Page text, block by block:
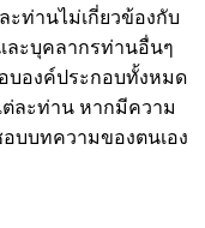
ะท่านไม่เกี่ยวข้องกับ
ะบุคลากรท่านอื่นๆ
บองค์ประกอบทั้งหมด
ต่ละท่าน หากมีความ
บบทความของตนเอง